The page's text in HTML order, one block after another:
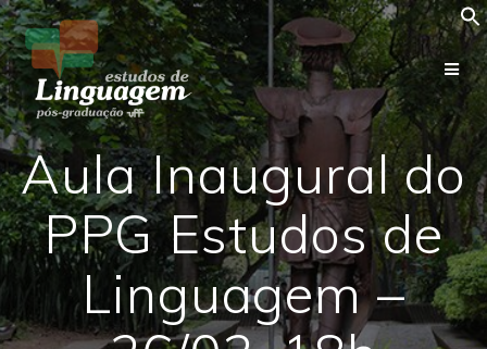
Skip
to
content
Aula Inaugural do
PPG Estudos de
Linguagem –